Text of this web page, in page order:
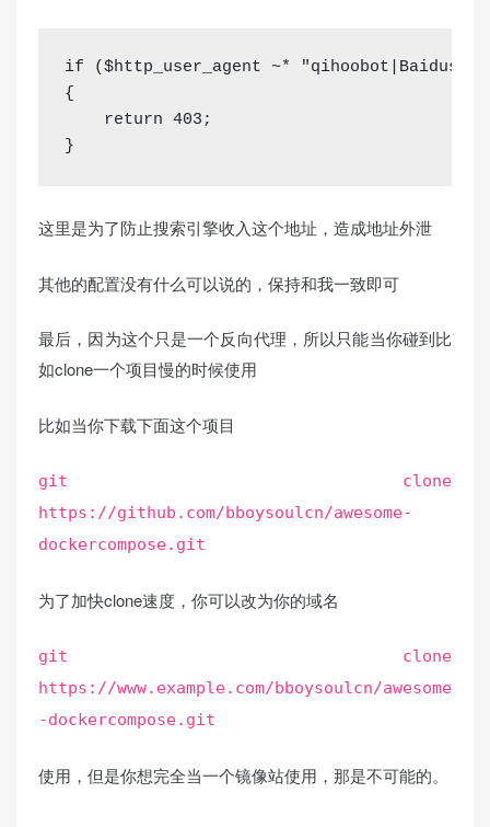
if ($http_user_agent ~*
{
return 403;
}
这里是为了防止搜索引擎收入这个地址，造成地址外泄
其他的配置没有什么可以说的，保持和我一致即可
最后，因为这个只是一个反向代理，所以只能当你碰到比
如clone一个项目慢的时候使用
比如当你下载下面这个项目
git clone
https://github.com/bboysoulcn/awesome-
dockercompose.git
为了加快clone速度，你可以改为你的域名
git clone
https://www.example.com/bboysoulcn/awesome
-dockercompose.git
使用，但是你想完全当一个镜像站使用，那是不可能的。